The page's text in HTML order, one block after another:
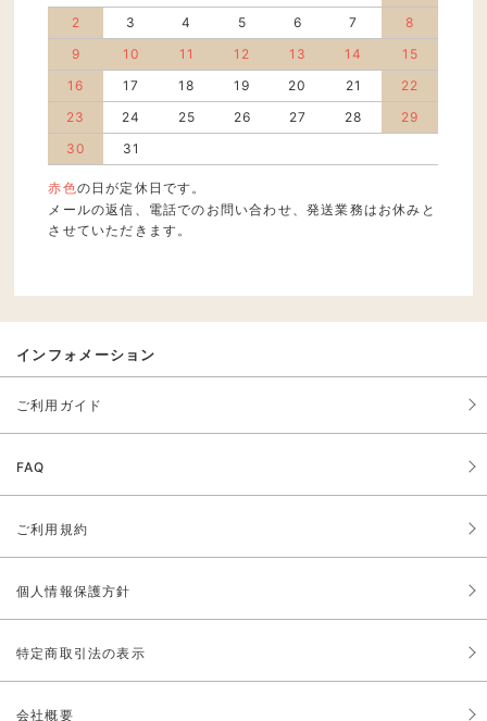
2
3 4 5 6 7
8
9
10 11 12 13 14
15
16
17 18 19 20 21
22
23
24 25 26 27 28
29
30
31
赤色の日が定休日です。
メールの返信、電話でのお問い合わせ、発送業務はお休みと
させていただきます。
インフォメーション
ご利用ガイド
FAQ
ご利用規約
個人情報保護方針
特定商取引法の表示
会社概要